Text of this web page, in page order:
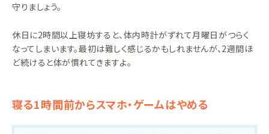
守りましょう。
休日に2時間以上寝坊すると、体内時計がずれて月曜日がつらく
なってしまいます。最初は難しく感じるかもしれませんが、2週間ほ
ど続けると体が慣れてきますよ。
寝る1時間前からスマホ・ゲームはやめる